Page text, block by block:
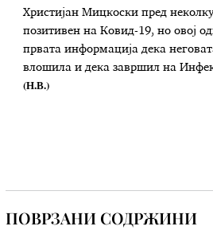
Христијан Мицкоски пред
позитивен на Ковид-19, но овој
првата информација дека
влошила и дека завршил на
(Н.В.)
ПОВРЗАНИ СОДРЖИНИ